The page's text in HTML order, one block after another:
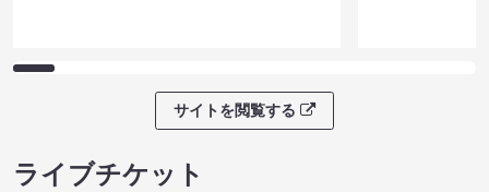
サイトを閲覧する
ライブチケット